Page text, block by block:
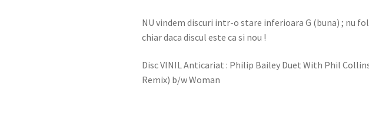
NU vindem discuri intr-o stare inferioara G (buna) ; nu
chiar daca discul este ca si nou !
Disc VINIL Anticariat : Philip Bailey Duet With Phil
Remix) b/w Woman